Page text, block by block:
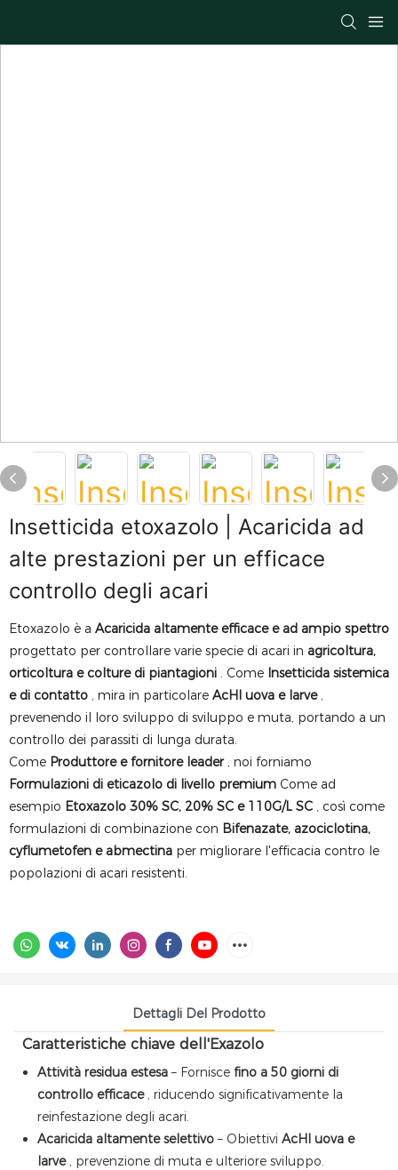
Insetticida etoxazolo | Acaricida ad
alte prestazioni per un efficace
controllo degli acari
Etoxazolo è a Acaricida altamente efficace e ad ampio spettro
progettato per controllare varie specie di acari in agricoltura,
orticoltura e colture di piantagioni . Come Insetticida sistemica
e di contatto , mira in particolare AcHI uova e larve ,
prevenendo il loro sviluppo di sviluppo e muta, portando a un
controllo dei parassiti di lunga durata.
Come Produttore e fornitore leader , noi forniamo
Formulazioni di eticazolo di livello premium Come ad
esempio Etoxazolo 30% SC, 20% SC e 110G/L SC , così come
formulazioni di combinazione con Bifenazate, azociclotina,
cyflumetofen e abmectina per migliorare l'efficacia contro le
popolazioni di acari resistenti.
Dettagli Del Prodotto
Caratteristiche chiave dell'Exazolo
Attività residua estesa – Fornisce fino a 50 giorni di
controllo efficace , riducendo significativamente la
reinfestazione degli acari.
Acaricida altamente selettivo – Obiettivi AcHI uova e
larve , prevenzione di muta e ulteriore sviluppo.